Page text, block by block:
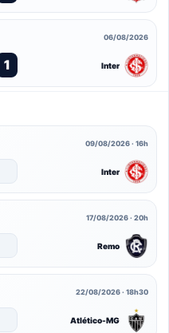
06/08/2026
1 Inter
09/08/2026 · 16h
Inter
17/08/2026 · 20h
Remo
22/08/2026 · 18h30
Atlético-MG